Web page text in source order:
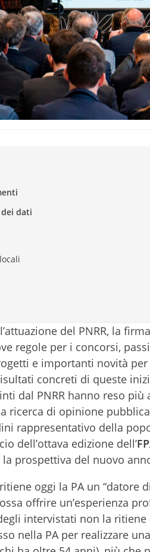
dati
del PNRR, la
regole per i concorsi,
e importanti novità
concreti di queste
dal PNRR hanno reso
ricerca di opinione
rappresentativo della
dell’ottava edizione dell’
prospettiva del nuovo
oggi la PA un “datore
offrire un’esperienza
intervistati non la
nella PA per realizzare